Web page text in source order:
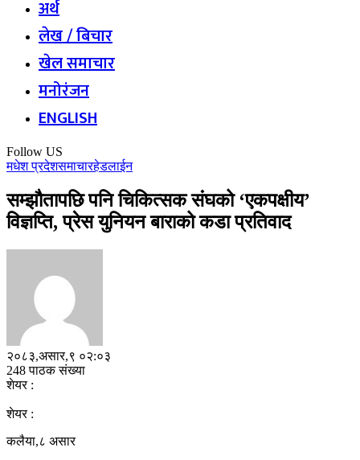
अर्थ
लेख / बिचार
खेल समाचार
मनोरंजन
ENGLISH
Follow US
मधेश प्रदेशसमाचारहेडलाईन
सम्झौतापछि पनि चिकित्सक संघको ‘एकपक्षीय’
विज्ञप्ति, प्रेस युनियन बाराको कडा प्रतिवाद
२०८३,असार,९ ०२:०३
248 पाठक संख्या
शेयर :
शेयर :
कलैया,८ असार